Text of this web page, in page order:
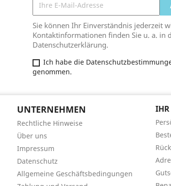
Sie können Ihr Einverständnis jederzeit
Kontaktinformationen finden Sie u. a. in
Datenschutzerklärung.
Ich habe die
genommen.
UNTERNEHMEN
Rechtliche Hinweise
Über uns
Impressum
Datenschutz
Allgemeine Geschäftsbedingungen